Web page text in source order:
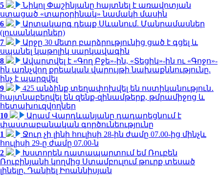
5
Նիկոլ Փաշինյանը հայտնել է առավոտյան
ստացած «տարօրինակ» նամակի մասին
6
Արտակարգ դեպք Սևանում. Մանրամասներ
(լուսանկարներ)
7
Արջը 30 մետր բարձրությունից ցած է գցել և
սպանել կաթոլիկ սարկավագին
8
Ավարտվել է «Գող Բջե»-ին, «Տեցիկ»-ին ու «Գոջո»-
ին առնչվող քրեական վարույթի նախաքննությունը.
ինչ է պարզվել
9
425 անձինք տեղափոխվել են ոստիկանություն․
հայտնաբերվել են զենք-զինամթերք, թմրամիջոց և
հետախուզվողներ
10
Արամ Վարդևանյանը դադարեցնում է
փաստաբանական գործունեությունը
1
Ջուր չի լինի հուլիսի 28-ին ժամը 07.00-ից մինչև
հուլիսի 29-ը ժամը 07.00-ն
2
Խստորեն դատապարտում եմ Ռուբեն
Ռուբինյանի կողմից Ստամբուլում թուրք տեսած
լինելը. Դանիել Իոաննիսյան